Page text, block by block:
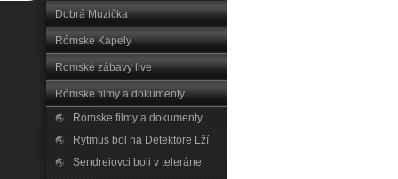
Dobrá Muzička
Rómske Kapely
Romské zábavy live
Rómske filmy a dokumenty
Rómske filmy a dokumenty
Rytmus bol na Detektore Lží
Sendreiovci boli v teleráne